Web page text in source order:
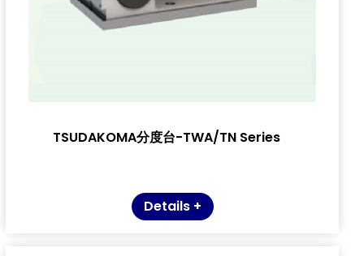
TSUDAKOMA分度台-TWA/TN Series
Details +